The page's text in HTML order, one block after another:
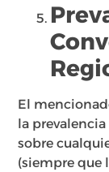
El
la
sobre
(siempre que